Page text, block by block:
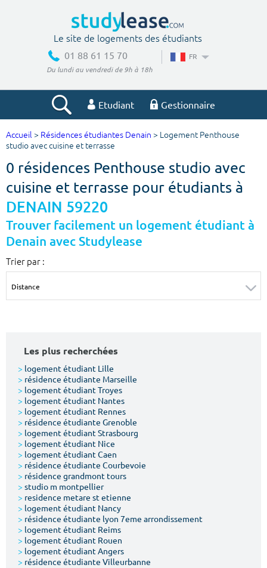
Le site de logements des étudiants
01 88 61 15 70
Du lundi au vendredi de 9h à 18h
FR
Etudiant Gestionnaire
Votre recherche
Ville, école
Budget min
€
Budget max
m² m²
Votre date d'entrée
Chercher
Accueil > Résidences étudiantes Denain > Logement Penthouse
studio avec cuisine et terrasse
0 résidences Penthouse studio avec
cuisine et terrasse pour étudiants à
DENAIN 59220
Trouver facilement un logement étudiant à
Denain avec Studylease
Trier par :
Les plus recherchées
> logement étudiant Lille
> résidence étudiante Marseille
> logement étudiant Troyes
> logement étudiant Nantes
> logement étudiant Rennes
> résidence étudiante Grenoble
> logement étudiant Strasbourg
> logement étudiant Nice
> logement étudiant Caen
> résidence étudiante Courbevoie
> résidence grandmont tours
> studio m montpellier
> residence metare st etienne
> logement étudiant Nancy
> résidence étudiante lyon 7eme arrondissement
> logement étudiant Reims
> logement étudiant Rouen
> logement étudiant Angers
> résidence étudiante Villeurbanne